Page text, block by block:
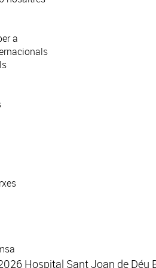
a
Hospital Sant Joan de Déu